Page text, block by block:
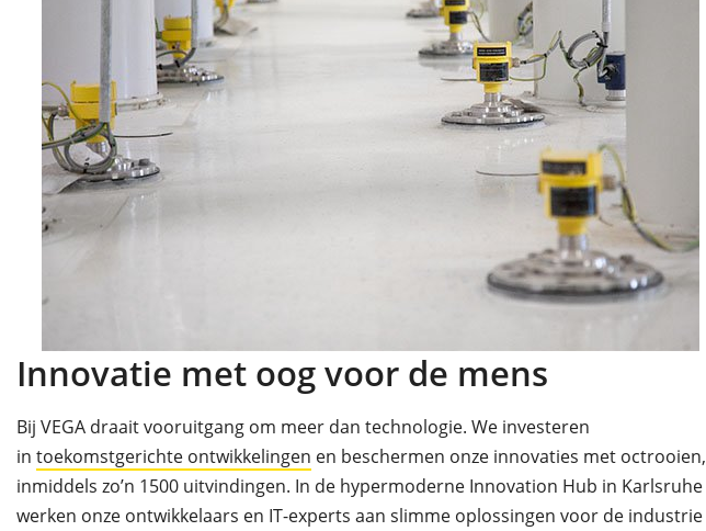
Innovatie met oog voor de mens
Bij VEGA draait vooruitgang om meer dan technologie. We investeren
in toekomstgerichte ontwikkelingen en beschermen onze innovaties met octrooien,
inmiddels zo’n 1500 uitvindingen. In de hypermoderne Innovation Hub in Karlsruhe
werken onze ontwikkelaars en IT-experts aan slimme oplossingen voor de industrie